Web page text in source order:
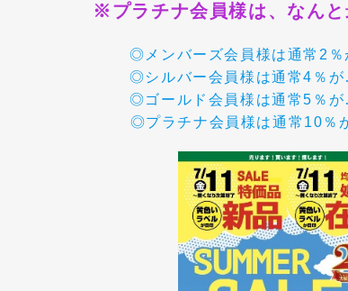
※プラチナ会員様は、なんと
◎メンバーズ会員様は通常2％
◎シルバー会員様は通常4％
◎ゴールド会員様は通常5％
◎プラチナ会員様は通常10％